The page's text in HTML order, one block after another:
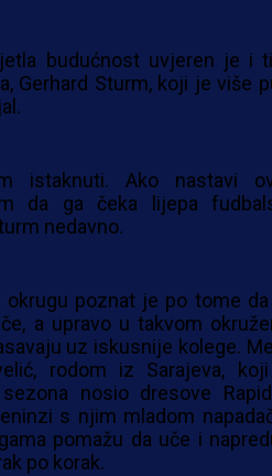
budućnost uvjeren je i
Gerhard Sturm, koji je više
istaknuti. Ako nastavi
da ga čeka lijepa
nedavno.
okrugu poznat je po tome
a upravo u takvom
uz iskusnije kolege.
rodom iz Sarajeva,
nosio dresove
s njim mladom
pomažu da uče i
po korak.